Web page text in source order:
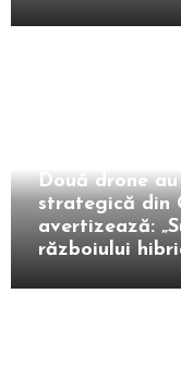
Două drone
strategică din
avertizează:
războiului